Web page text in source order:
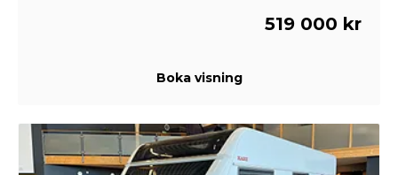
519 000 kr
Boka visning